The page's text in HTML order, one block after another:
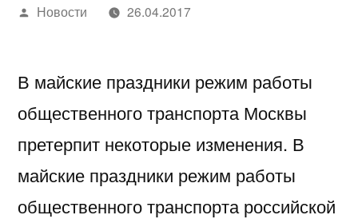
Написано
Новости 26.04.2017
В майские праздники режим работы
общественного транспорта Москвы
претерпит некоторые изменения. В
майские праздники режим работы
общественного транспорта российской